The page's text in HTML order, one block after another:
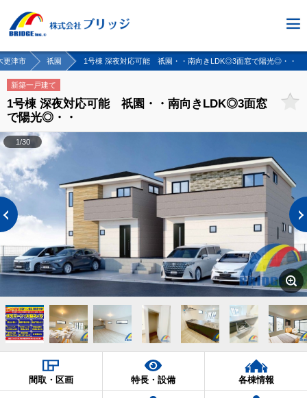
更津市 祇園 1号棟 深夜対応可能 祇園・・南向きLDK◎3面窓で陽光◎・・
新築一戸建て
1号棟 深夜対応可能 祇園・・南向きLDK◎3面窓
で陽光◎・・
1/30
間取・区画 特長・設備 各棟情報